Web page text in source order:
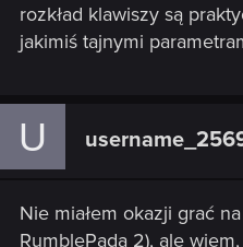
rozkład klawiszy są
jakimiś tajnymi
U
Nie miałem okazji grać
RumblePada 2), ale